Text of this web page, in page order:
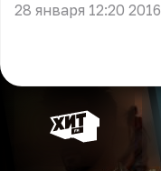
28 января 12:20 2016